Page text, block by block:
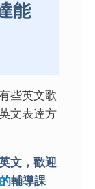
能
些英文歌
文表達方
文，歡迎
輔導課